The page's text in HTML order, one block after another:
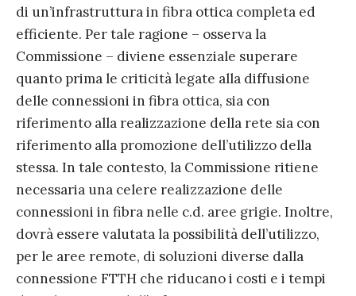
di un’infrastruttura in fibra ottica completa ed
efficiente. Per tale ragione – osserva la
Commissione – diviene essenziale superare
quanto prima le criticità legate alla diffusione
delle connessioni in fibra ottica, sia con
riferimento alla realizzazione della rete sia con
riferimento alla promozione dell’utilizzo della
stessa. In tale contesto, la Commissione ritiene
necessaria una celere realizzazione delle
connessioni in fibra nelle c.d. aree grigie. Inoltre,
dovrà essere valutata la possibilità dell’utilizzo,
per le aree remote, di soluzioni diverse dalla
connessione FTTH che riducano i costi e i tempi